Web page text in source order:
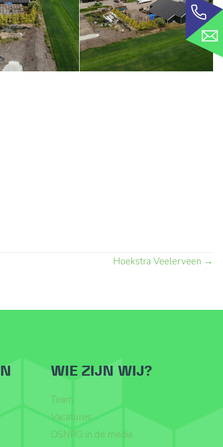
Hoekstra Veelerveen →
WIE ZIJN WIJ?
Team
Vacatures
DSNRG in de media